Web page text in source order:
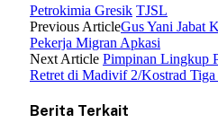
Petrokimia Gresik TJSL
Previous ArticleGus Yani Jabat
Pekerja Migran Apkasi
Next Article Pimpinan Lingkup
Retret di Madivif 2/Kostrad
Berita Terkait